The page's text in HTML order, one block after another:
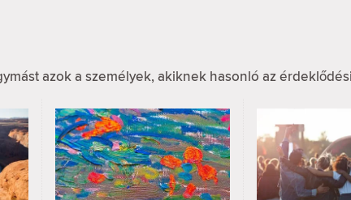
azok a személyek, akiknek hasonló az